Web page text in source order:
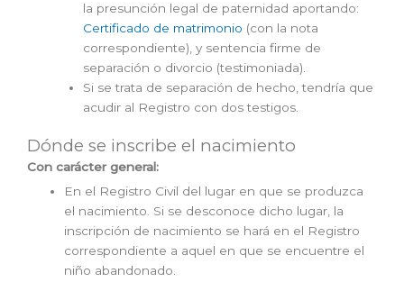
la presunción legal de paternidad aportando:
Certificado de matrimonio (con la nota
correspondiente), y sentencia firme de
separación o divorcio (testimoniada).
Si se trata de separación de hecho, tendría que
acudir al Registro con dos testigos.
Dónde se inscribe el nacimiento
Con carácter general:
En el Registro Civil del lugar en que se produzca
el nacimiento. Si se desconoce dicho lugar, la
inscripción de nacimiento se hará en el Registro
correspondiente a aquel en que se encuentre el
niño abandonado.